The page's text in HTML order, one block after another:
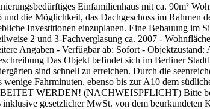
Einfamilienhaus mit ca. 90m²
die Möglichkeit, das Dachgeschoss im
Investitionen einzuplanen. Eine Bebauung im
2 und 3-Fachverglasung ca. 2007 -
Angaben - Verfügbar ab: Sofort -
Das Objekt befindet sich im Berliner
sind schnell zu erreichen. Durch die
wenige Fahrminuten, ebenso bis zur A10 dem
WERDEN! (NACHWEISPFLICHT) Bitte
gesetzlicher MwSt. von dem